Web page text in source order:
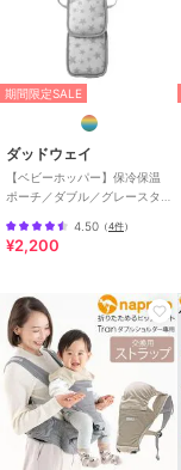
期間限定SALE
ダッドウェイ
【ベビーホッパー】保冷保温
ポーチ／ダブル／グレースタ
4.50 （4件）
¥2,200